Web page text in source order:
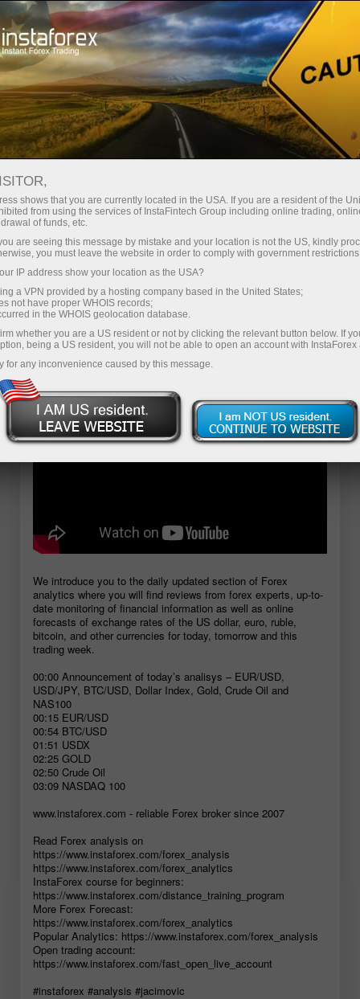
For Traders Analytical Reviews Technical analysis
25.11.2024: Forex Analysis &
Reviews: Video analysis for
November 25, 2024
We introduce you to the daily updated section of Forex
analytics where you will find reviews from forex experts, up-to-
date monitoring of financial information as well as online
forecasts of exchange rates of the US dollar, euro, ruble,
bitcoin, and other currencies for today, tomorrow and this
trading week.
00:00 Announcement of today’s analisys – EUR/USD,
USD/JPY, BTC/USD, Dollar Index, Gold, Crude Oil and
NAS100
00:15 EUR/USD
00:54 BTC/USD
01:51 USDX
02:25 GOLD
02:50 Crude Oil
03:09 NASDAQ 100
www.instaforex.com - reliable Forex broker since 2007
Read Forex analysis on
https://www.instaforex.com/forex_analysis
https://www.instaforex.com/forex_analytics
InstaForex course for beginners:
https://www.instaforex.com/distance_training_program
More Forex Forecast:
https://www.instaforex.com/forex_analytics
Popular Analytics: https://www.instaforex.com/forex_analysis
Open trading account:
https://www.instaforex.com/fast_open_live_account
#instaforex #analysis #jacimovic
shows that you are currently located in the USA. If you are a resident of the
from using the services of InstaFintech Group including online trading,
of funds, etc.
are seeing this message by mistake and your location is not the US, kindly
you must leave the website in order to comply with government
IP address show your location as the USA?
a VPN provided by a hosting company based in the United States;
not have proper WHOIS records;
in the WHOIS geolocation database.
whether you are a US resident or not by clicking the relevant button below. If
being a US resident, you will not be able to open an account with InstaForex
for any inconvenience caused by this message.